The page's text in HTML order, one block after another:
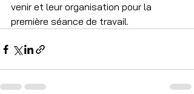
venir et leur organisation pour la
première séance de travail.